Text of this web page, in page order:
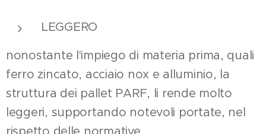
LEGGERO
nonostante l'impiego di materia prima, quali
ferro zincato, acciaio nox e alluminio, la
struttura dei pallet PARF, li rende molto
leggeri, supportando notevoli portate, nel